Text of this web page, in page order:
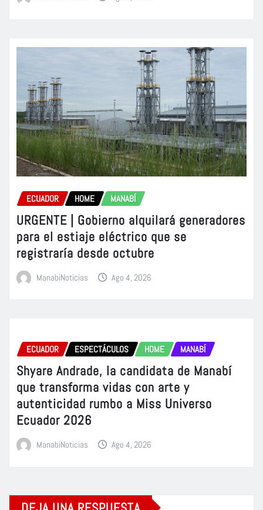
ECUADOR HOME MANABÍ
URGENTE | Gobierno alquilará generadores
para el estiaje eléctrico que se
registraría desde octubre
ManabiNoticias Ago 4, 2026
ECUADOR ESPECTÁCULOS HOME MANABÍ
Shyare Andrade, la candidata de Manabí
que transforma vidas con arte y
autenticidad rumbo a Miss Universo
Ecuador 2026
ManabiNoticias Ago 4, 2026